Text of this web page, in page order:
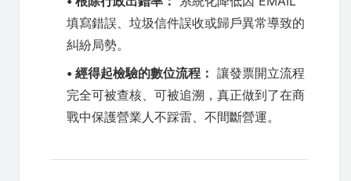
填寫錯誤、垃圾信件誤收或歸戶異常導致的
糾紛局勢。
• 經得起檢驗的數位流程： 讓發票開立流程
完全可被查核、可被追溯，真正做到了在商
戰中保護營業人不踩雷、不間斷營運。